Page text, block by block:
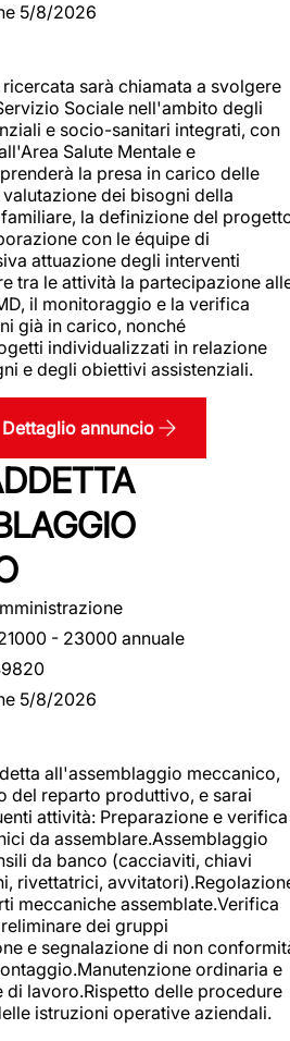
5/8/2026
sarà chiamata a svolgere
Sociale nell'ambito degli
e socio-sanitari integrati, con
Salute Mentale e
la presa in carico delle
dei bisogni della
la definizione del
con le équipe di
attuazione degli interventi
tra le attività la partecipazione
il monitoraggio e la verifica
già in carico, nonché
individualizzati in relazione
e degli obiettivi assistenziali.
Dettaglio annuncio
- 23000 annuale
5/8/2026
all'assemblaggio meccanico,
del reparto produttivo, e sarai
attività: Preparazione e verifica
da assemblare.Assemblaggio
da banco (cacciaviti, chiavi
rivettatrici,
meccaniche assemblate.Verifica
dei gruppi
e segnalazione di non
ordinaria e
di lavoro.Rispetto delle procedure
istruzioni operative aziendali.